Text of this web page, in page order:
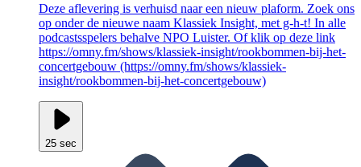
Deze aflevering is verhuisd naar een nieuw plaform. Zoek ons
op onder de nieuwe naam Klassiek Insight, met g-h-t! In alle
podcastsspelers behalve NPO Luister. Of klik op deze link
https://omny.fm/shows/klassiek-insight/rookbommen-bij-het-
concertgebouw (https://omny.fm/shows/klassiek-
insight/rookbommen-bij-het-concertgebouw)
25 sec